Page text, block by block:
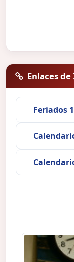
Enlaces
Feriados